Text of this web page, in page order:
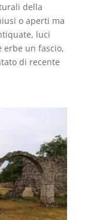
della
o aperti ma
luci
erbe un fascio,
di recente